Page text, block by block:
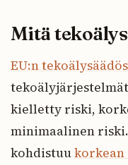
Mitä
EU:n tekoälysäädös
kielletty riski,
minimaalinen
kohdistuu